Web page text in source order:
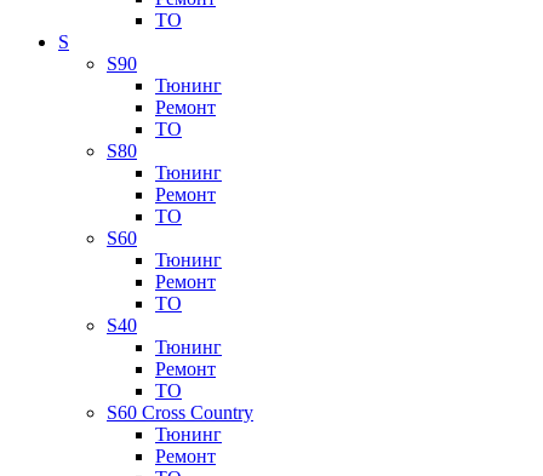
ТО
S
S90
Тюнинг
Ремонт
ТО
S80
Тюнинг
Ремонт
ТО
S60
Тюнинг
Ремонт
ТО
S40
Тюнинг
Ремонт
ТО
S60 Cross Country
Тюнинг
Ремонт